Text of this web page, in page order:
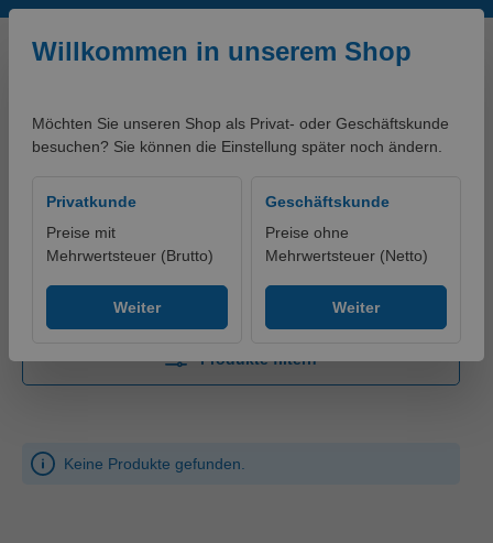
Zum Hauptinhalt springen
Willkommen in unserem Shop
Möchten Sie unseren Shop als Privat- oder Geschäftskunde
besuchen? Sie können die Einstellung später noch ändern.
Privatkunde
Preise mit
Mehrwertsteuer (Brutto)
Weiter
Geschäftskunde
Preise ohne
Mehrwertsteuer (Netto)
Weiter
Zubehör
Produkte filtern
Keine Produkte gefunden.